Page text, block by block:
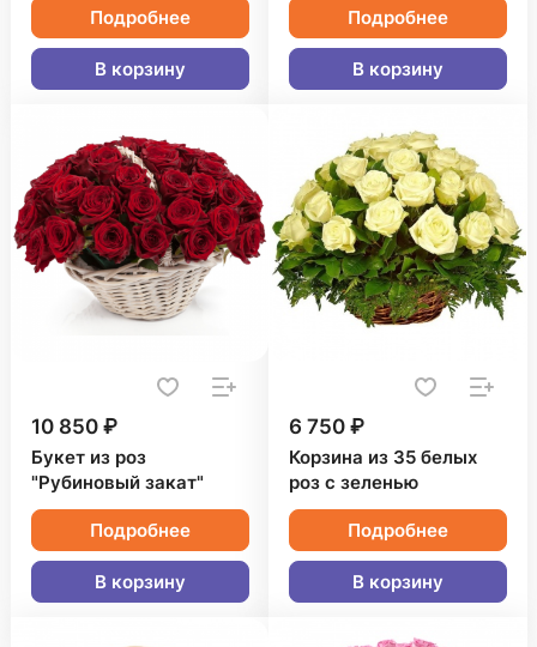
Подробнее
В корзину
Подробнее
В корзину
10 850 ₽
Букет из роз
"Рубиновый закат"
Подробнее
В корзину
6 750 ₽
Корзина из 35 белых
роз с зеленью
Подробнее
В корзину